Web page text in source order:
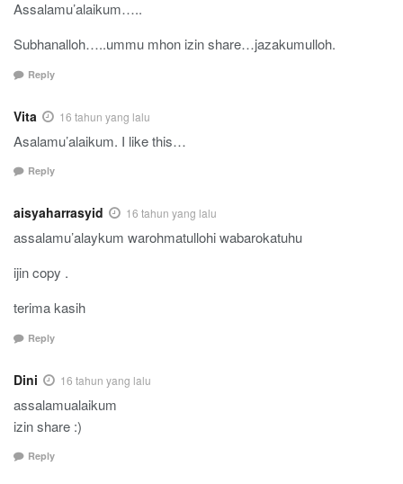
Assalamu’alaikum…..
Subhanalloh…..ummu mhon izin share…jazakumulloh.
Reply
Vita 16 tahun yang lalu
Asalamu’alaikum. I like this…
Reply
aisyaharrasyid 16 tahun yang lalu
assalamu’alaykum warohmatullohi wabarokatuhu
ijin copy .
terima kasih
Reply
Dini 16 tahun yang lalu
assalamualaikum
izin share :)
Reply